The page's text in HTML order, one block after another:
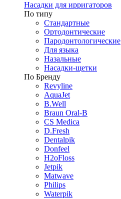
Насадки для ирригаторов
По типу
Стандартные
Ортодонтические
Пародонтологические
Для языка
Назальные
Насадки-щетки
По Бренду
Revyline
AquaJet
B.Well
Braun Oral-B
CS Medica
D.Fresh
Dentalpik
Donfeel
H2oFloss
Jetpik
Matwave
Philips
Waterpik